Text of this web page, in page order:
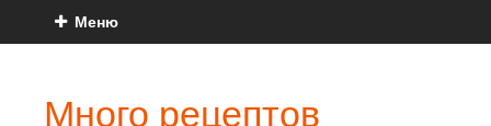
Меню
Много рецептов